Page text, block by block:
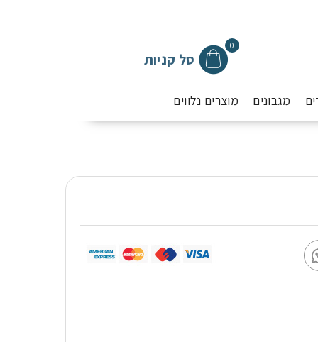
סל קניות
0
מגבונים מוצרים נלווים